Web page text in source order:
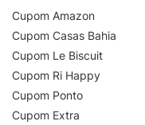
Cupom Amazon
Cupom Casas Bahia
Cupom Le Biscuit
Cupom Ri Happy
Cupom Ponto
Cupom Extra